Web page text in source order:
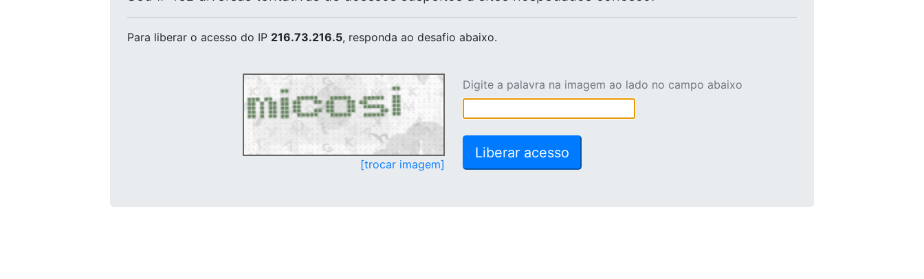
Para liberar o acesso do IP 216.73.216.5, responda ao desafio abaixo.
[trocar imagem]
Digite a palavra na imagem ao lado no campo abaixo